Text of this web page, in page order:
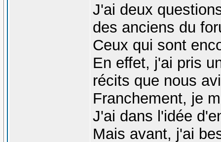
J'ai deux
des anciens du
Ceux qui sont
En effet, j'ai pris
récits que nous
Franchement, je
J'ai dans l'idée
Mais avant, j'ai